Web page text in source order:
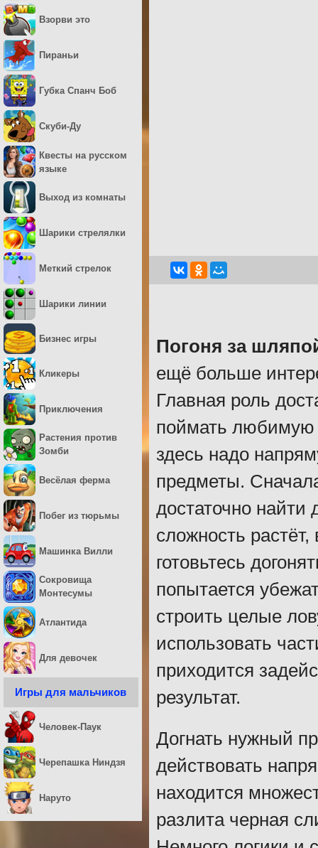
Погоня за
ещё больше
Главная роль
поймать любимую
здесь надо
предметы.
достаточно найти
сложность
готовьтесь
попытается
строить целые
использовать
приходится
результат.
Догнать нужный
действовать
находится
разлита черная
Взорви это
Пираньи
Губка Спанч Боб
Скуби-Ду
Квесты на русском
языке
Выход из комнаты
Шарики стрелялки
Меткий стрелок
Шарики линии
Бизнес игры
Кликеры
Приключения
Растения против
Зомби
Весёлая ферма
Побег из тюрьмы
Машинка Вилли
Сокровища
Монтесумы
Атлантида
Для девочек
Игры для мальчиков
Человек-Паук
Черепашка Ниндзя
Наруто